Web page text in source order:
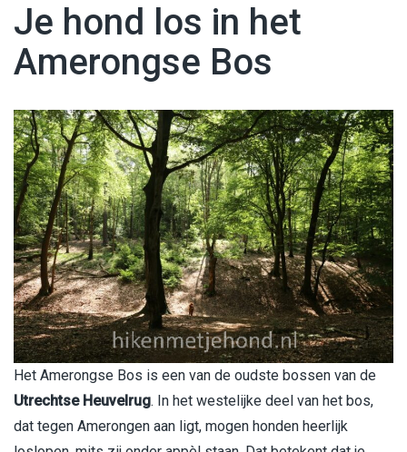
Je hond los in het
Amerongse Bos
Het Amerongse Bos is een van de oudste bossen van de
Utrechtse Heuvelrug. In het westelijke deel van het bos,
dat tegen Amerongen aan ligt, mogen honden heerlijk